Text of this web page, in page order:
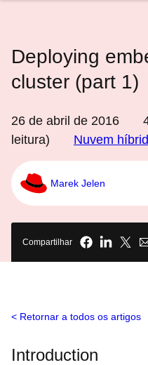
Deploying
cluster (part 1)
26 de abril de 2016
leitura)
Nuvem
Marek Jelen
Compartilhar
Retornar a todos os artigos
Introduction